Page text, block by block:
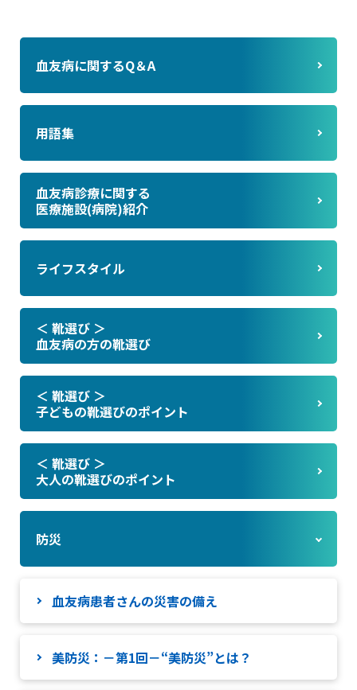
血友病に関するQ＆A
用語集
血友病診療に関する
医療施設(病院)紹介
ライフスタイル
＜ 靴選び ＞
血友病の方の靴選び
＜ 靴選び ＞
子どもの靴選びのポイント
＜ 靴選び ＞
大人の靴選びのポイント
防災
血友病患者さんの災害の備え
美防災：－第1回－“美防災”とは？